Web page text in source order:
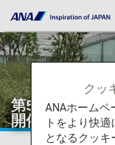
第5回 ANA
開催しました
クッ
ANAホームペ
トをより快
となるクッ